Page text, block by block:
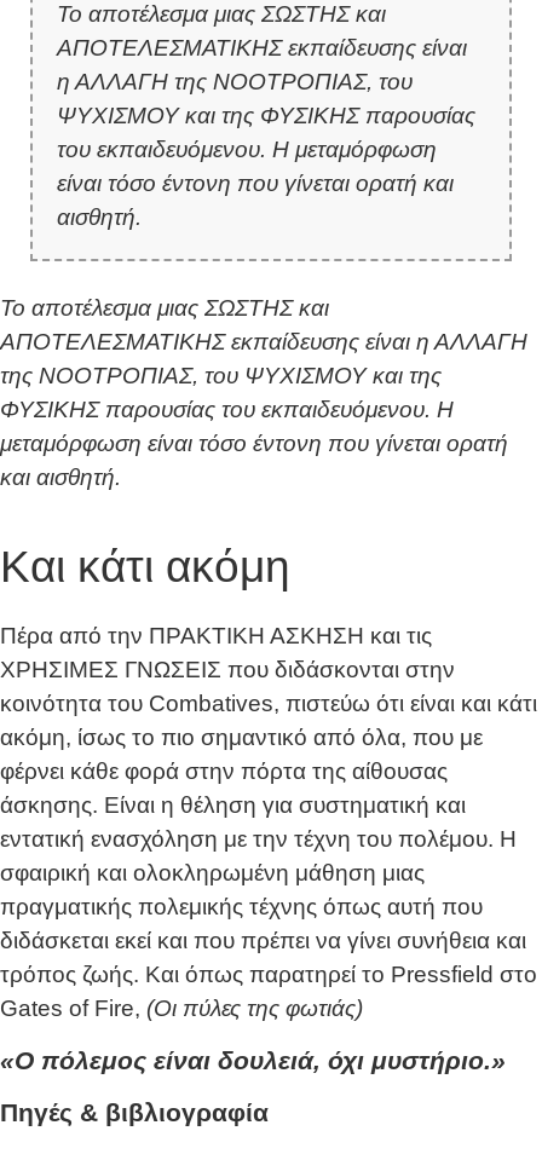
Το αποτέλεσμα μιας ΣΩΣΤΗΣ και
ΑΠΟΤΕΛΕΣΜΑΤΙΚΗΣ εκπαίδευσης είναι
η ΑΛΛΑΓΗ της ΝΟΟΤΡΟΠΙΑΣ, του
ΨΥΧΙΣΜΟΥ και της ΦΥΣΙΚΗΣ παρουσίας
του εκπαιδευόμενου. Η μεταμόρφωση
είναι τόσο έντονη που γίνεται ορατή και
αισθητή.
Το αποτέλεσμα μιας ΣΩΣΤΗΣ και
ΑΠΟΤΕΛΕΣΜΑΤΙΚΗΣ εκπαίδευσης είναι η ΑΛΛΑΓΗ
της ΝΟΟΤΡΟΠΙΑΣ, του ΨΥΧΙΣΜΟΥ και της
ΦΥΣΙΚΗΣ παρουσίας του εκπαιδευόμενου. Η
μεταμόρφωση είναι τόσο έντονη που γίνεται ορατή
και αισθητή.
Και κάτι ακόμη
Πέρα από την ΠΡΑΚΤΙΚΗ ΑΣΚΗΣΗ και τις
ΧΡΗΣΙΜΕΣ ΓΝΩΣΕΙΣ που διδάσκονται στην
κοινότητα του Combatives, πιστεύω ότι είναι και κάτι
ακόμη, ίσως το πιο σημαντικό από όλα, που με
φέρνει κάθε φορά στην πόρτα της αίθουσας
άσκησης. Είναι η θέληση για συστηματική και
εντατική ενασχόληση με την τέχνη του πολέμου. Η
σφαιρική και ολοκληρωμένη μάθηση μιας
πραγματικής πολεμικής τέχνης όπως αυτή που
διδάσκεται εκεί και που πρέπει να γίνει συνήθεια και
τρόπος ζωής. Και όπως παρατηρεί το Pressfield στο
Gates of Fire, (Οι πύλες της φωτιάς)
«Ο πόλεμος είναι δουλειά, όχι μυστήριο.»
Πηγές & βιβλιογραφία